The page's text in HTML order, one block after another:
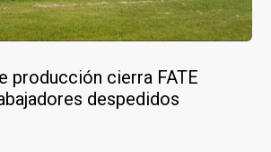
producción cierra FATE
despedidos